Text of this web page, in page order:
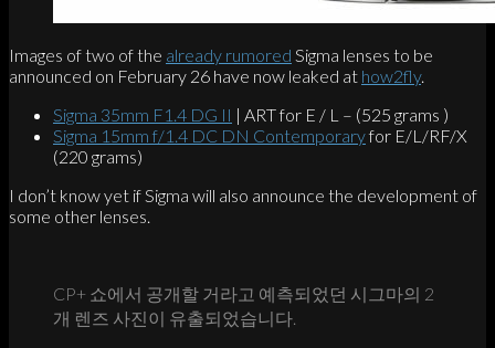
Images of two of the already rumored Sigma lenses to be
announced on February 26 have now leaked at how2fly.
Sigma 35mm F1.4 DG II | ART for E / L – (525 grams )
Sigma 15mm f/1.4 DC DN Contemporaryfor E/L/RF/X
(220 grams)
I don’t know yet if Sigma will also announce the development of
some other lenses.
CP+ 쇼에서 공개할 거라고 예측되었던 시그마의 2
개 렌즈 사진이 유출되었습니다.